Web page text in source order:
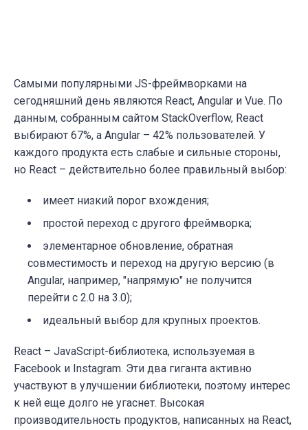
Самыми популярными JS-фреймворками на
сегодняшний день являются React, Angular и Vue. По
данным, собранным сайтом StackOverflow, React
выбирают 67%, а Angular – 42% пользователей. У
каждого продукта есть слабые и сильные стороны,
но React – действительно более правильный выбор:
имеет низкий порог вхождения;
простой переход с другого фреймворка;
элементарное обновление, обратная
совместимость и переход на другую версию (в
Angular, например, "напрямую" не получится
перейти с 2.0 на 3.0);
идеальный выбор для крупных проектов.
React – JavaScript-библиотека, используемая в
Facebook и Instagram. Эти два гиганта активно
участвуют в улучшении библиотеки, поэтому интерес
к ней еще долго не угаснет. Высокая
производительность продуктов, написанных на React,